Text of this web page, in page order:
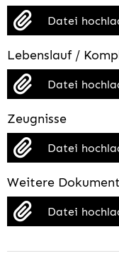
Datei
Lebenslauf /
Datei
Zeugnisse
Datei
Weitere
Datei